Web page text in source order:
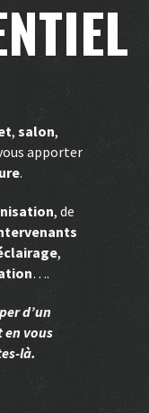
, salon,
apporter
.
, de
,
….
d’un
en vous
là.